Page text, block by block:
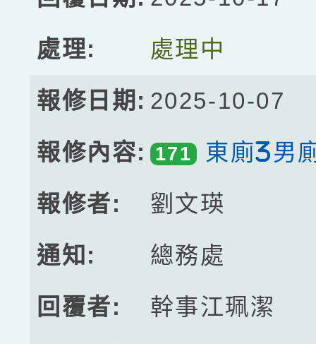
處理中
2025-10-07
171 東廁3男
劉文瑛
總務處
幹事江珮潔